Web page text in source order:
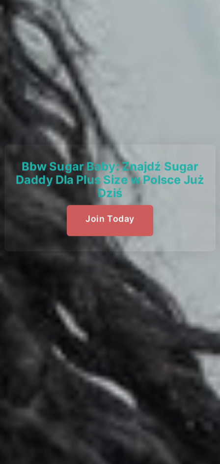
Bbw Sugar Baby: Znajdź Sugar
Daddy Dla Plus Size w Polsce Już
Dziś
Join Today